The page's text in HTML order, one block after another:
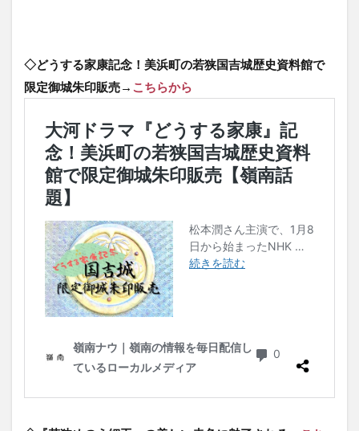
◇どうする家康記念！美浜町の若狭国吉城歴史資料館で
限定御城朱印販売→ こちらから